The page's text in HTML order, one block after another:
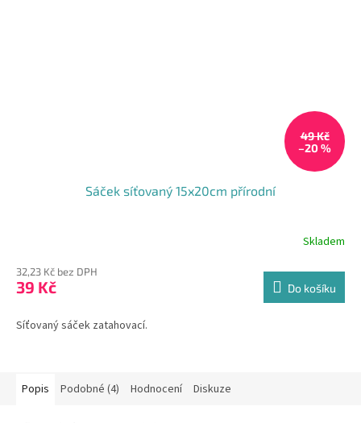
49 Kč
–20 %
Sáček síťovaný 15x20cm přírodní
Skladem
32,23 Kč bez DPH
39 Kč Do košíku
Síťovaný sáček zatahovací.
Popis Podobné (4) Hodnocení Diskuze